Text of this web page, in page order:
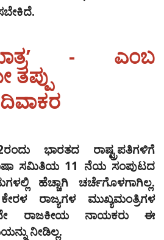
- ಎಂಬ
ದಿವಾಕರ
ಭಾರತದ ರಾಷ್ಟ್ರಪತಿಗಳಿಗೆ
ಸಮಿತಿಯ 11 ನೆಯ ಸಂಪುಟದ
ಹೆಚ್ಚಾಗಿ ಚರ್ಚೆಗೊಳಗಾಗಿಲ್ಲ.
ರಾಜ್ಯಗಳ ಮುಖ್ಯಮಂತ್ರಿಗಳ
ರಾಜಕೀಯ ನಾಯಕರು ಈ
ನೀಡಿಲ್ಲ.